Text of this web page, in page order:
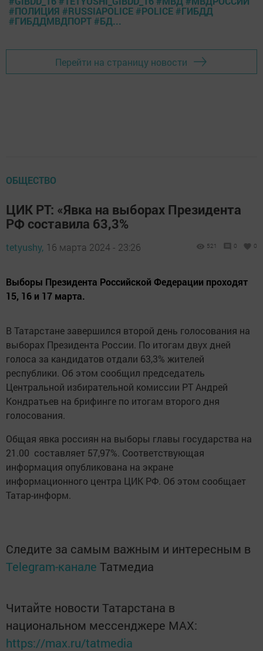
#ПОЛИЦИЯ #RUSSIAPOLICE #POLICE #ГИБДД
#ГИБДДМВДПОРТ #БД...
Перейти на страницу новости
ОБЩЕСТВО
ЦИК РТ: «Явка на выборах Президента
РФ составила 63,3%
tetyushy, 16 марта 2024 - 23:26 521 0 0
Выборы Президента Российской Федерации проходят
15, 16 и 17 марта.
В Татарстане завершился второй день голосования на
выборах Президента России. По итогам двух дней
голоса за кандидатов отдали 63,3% жителей
республики. Об этом сообщил председатель
Центральной избирательной комиссии РТ Андрей
Кондратьев на брифинге по итогам второго дня
голосования.
Общая явка россиян на выборы главы государства на
21.00 составляет 57,97%. Соответствующая
информация опубликована на экране
информационного центра ЦИК РФ. Об этом сообщает
Татар-информ.
Следите за самым важным и интересным в
Telegram-канале Татмедиа
Читайте новости Татарстана в
национальном мессенджере MАХ:
https://max.ru/tatmedia